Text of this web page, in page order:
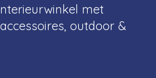
met
outdoor &